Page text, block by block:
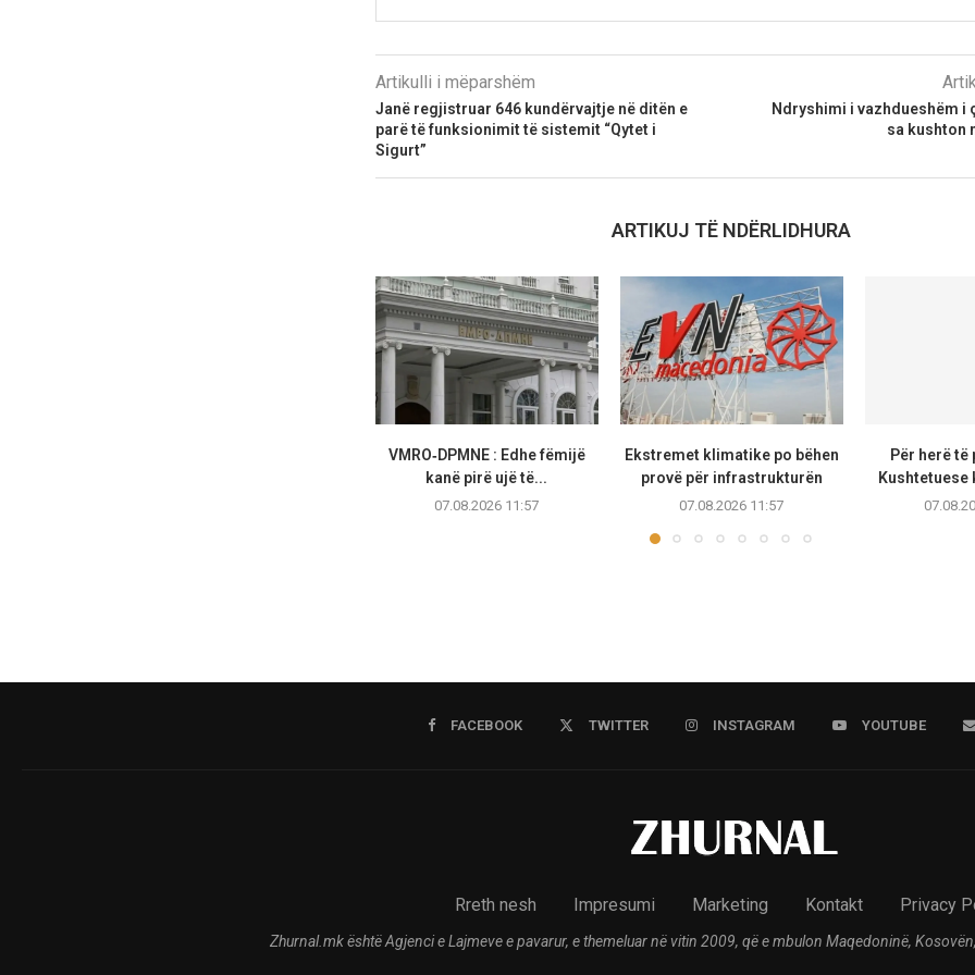
Artikulli i mëparshëm
Janë regjistruar 646 kundërvajtje në ditën e
parë të funksionimit të sistemit “Qytet i
Sigurt”
Ndryshimi i vazhdueshëm i
sa kushton
ARTIKUJ TË NDËRLIDHURA
VMRO‑DPMNE : Edhe fëmijë
kanë pirë ujë të...
07.08.2026 11:57
Ekstremet klimatike po bëhen
provë për infrastrukturën
07.08.2026 11:57
Për herë të
Kushtetuese
FACEBOOK TWITTER INSTAGRAM YOUTUBE
Rreth nesh Impresumi Marketing Kontakt Privacy
Zhurnal.mk është Agjenci e Lajmeve e pavarur, e themeluar në vitin 2009, që e mbulon Maqedoninë,